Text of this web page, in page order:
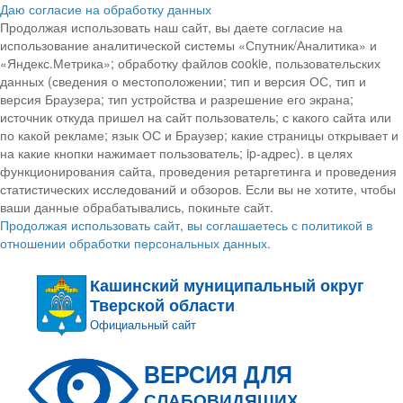
Даю согласие на обработку данных
Продолжая использовать наш сайт, вы даете согласие на
использование аналитической системы «Спутник/Аналитика» и
«Яндекс.Метрика»; обработку файлов cookie, пользовательских
данных (сведения о местоположении; тип и версия ОС, тип и
версия Браузера; тип устройства и разрешение его экрана;
источник откуда пришел на сайт пользователь; с какого сайта или
по какой рекламе; язык ОС и Браузер; какие страницы открывает и
на какие кнопки нажимает пользователь; ip-адрес). в целях
функционирования сайта, проведения ретаргетинга и проведения
статистических исследований и обзоров. Если вы не хотите, чтобы
ваши данные обрабатывались, покиньте сайт.
Продолжая использовать сайт, вы соглашаетесь с политикой в
отношении обработки персональных данных.